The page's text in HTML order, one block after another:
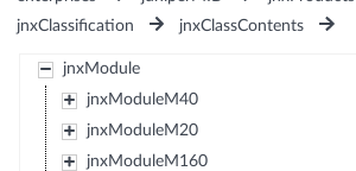
jnxClassification
jnxClassContents
jnxModule
jnxModuleM40
jnxModuleM20
jnxModuleM160